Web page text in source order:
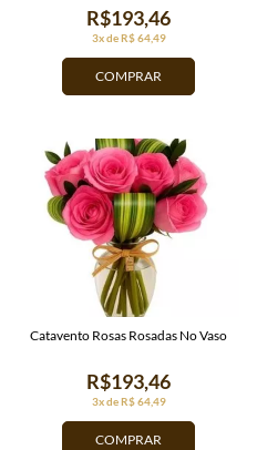
COMPRAR
3x de R$ 64,49
R$193,46
COMPRAR
3x de R$ 64,49
R$193,46
Catavento Rosas Rosadas No Vaso